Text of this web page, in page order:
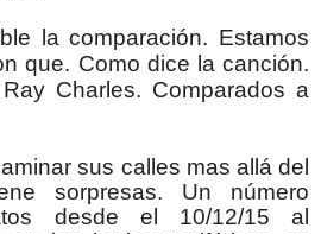
la comparación. Estamos
que. Como dice la canción.
Charles. Comparados a
sus calles mas allá del
sorpresas. Un número
desde el 10/12/15 al